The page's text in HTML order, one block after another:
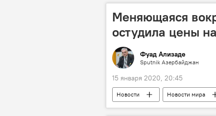
Меняющаяся
остудила цены
Фуад Ализаде
Sputnik Азербайджан
15 января 2020, 20:45
Новости Новости мира
Ситуация
Иран